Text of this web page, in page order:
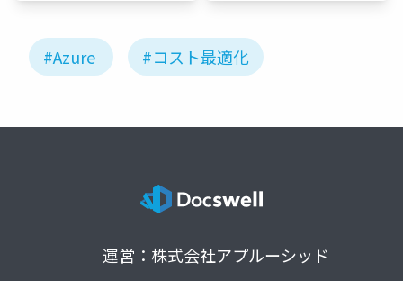
#Azure #コスト最適化
運営：株式会社アプルーシッド